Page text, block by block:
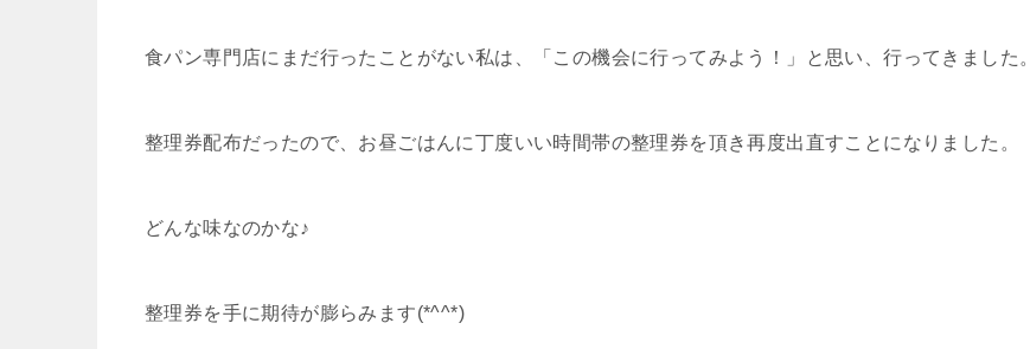
食パン専門店にまだ行ったことがない私は、「この機会に行ってみよう！」と思い、行ってきました。
整理券配布だったので、お昼ごはんに丁度いい時間帯の整理券を頂き再度出直すことになりました。
どんな味なのかな♪
整理券を手に期待が膨らみます(*^^*)